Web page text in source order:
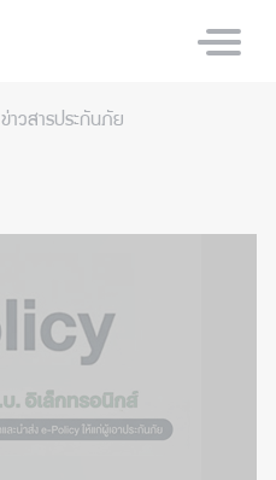
ข่าวสารประกันภัย